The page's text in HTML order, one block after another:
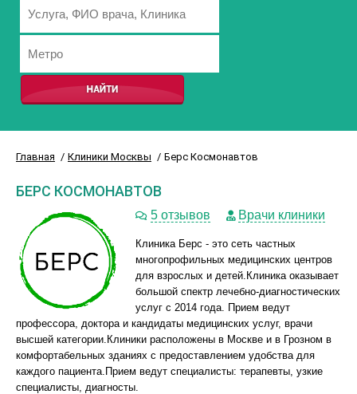
Главная Клиники Москвы Берс Космонавтов
БЕРС КОСМОНАВТОВ
5 отзывов Врачи клиники
Клиника Берс - это сеть частных
многопрофильных медицинских центров
для взрослых и детей.Клиника оказывает
большой спектр лечебно-диагностических
услуг с 2014 года. Прием ведут
профессора, доктора и кандидаты медицинских услуг, врачи
высшей категории.Клиники расположены в Москве и в Грозном в
комфортабельных зданиях с предоставлением удобства для
каждого пациента.Прием ведут специалисты: терапевты, узкие
специалисты, диагносты.